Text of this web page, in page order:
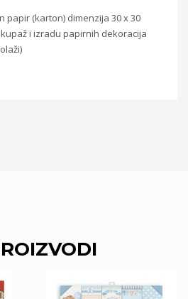
papir (karton) dimenzija 30 x 30
i izradu papirnih dekoracija